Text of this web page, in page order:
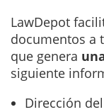
LawDepot
documentos a
que genera
siguiente
Dirección